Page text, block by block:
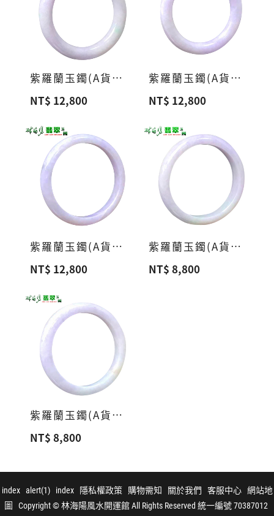
紫羅蘭玉鐲(A貨緬甸玉)a6
NT$ 12,800
紫羅蘭玉鐲(A貨緬甸玉)a5
NT$ 12,800
紫羅蘭玉鐲(A貨緬甸玉)a3
NT$ 12,800
紫羅蘭玉鐲(A貨緬甸玉)a2
NT$ 8,800
紫羅蘭玉鐲(A貨緬甸玉)a1
NT$ 8,800
index alert(1) index 隱私權政策 購物需知 關於我們 客服中心 網站地
圖
Copyright © 林海陽風水開運館 All Rights Reserved 統一編號 70387012